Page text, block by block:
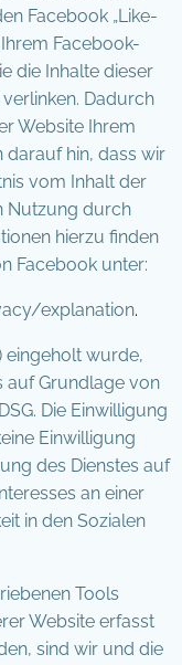
Facebook „Like-
Facebook-
die Inhalte dieser
Dadurch
Website Ihrem
darauf hin, dass wir
vom Inhalt der
Nutzung durch
hierzu finden
Facebook unter:
explanation.
eingeholt wurde,
auf Grundlage von
Die Einwilligung
Einwilligung
des Dienstes auf
an einer
in den Sozialen
Tools
Website erfasst
sind wir und die